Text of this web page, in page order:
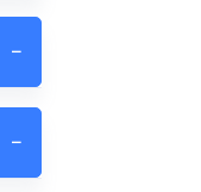
−
−